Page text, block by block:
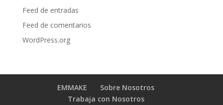
Feed de entradas
Feed de comentarios
WordPress.org
EMMAKE
Sobre Nosotros
Trabaja con Nosotros